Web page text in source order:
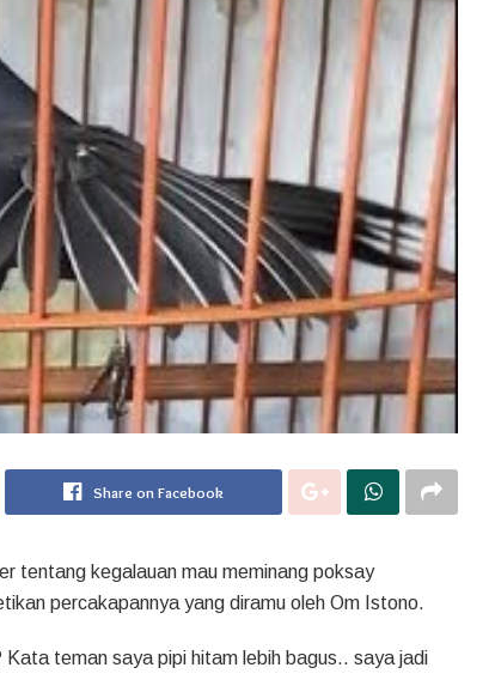
Share on Facebook
tentang kegalauan mau meminang poksay
percakapannya yang diramu oleh Om Istono.
teman saya pipi hitam lebih bagus.. saya jadi